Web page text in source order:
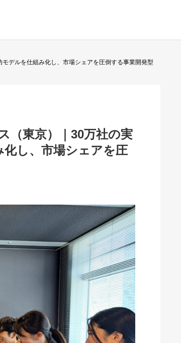
デルを仕組み化し、市場シェアを圧倒する事業開発型
（東京）｜30万社の実
し、市場シェアを圧